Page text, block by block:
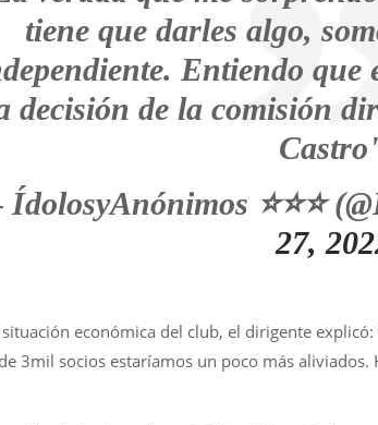
tiene que darles algo,
Entiendo que
decisión de la comisión
⭐⭐⭐
27,
situación económica del club, el dirigente
3mil socios estaríamos un poco más